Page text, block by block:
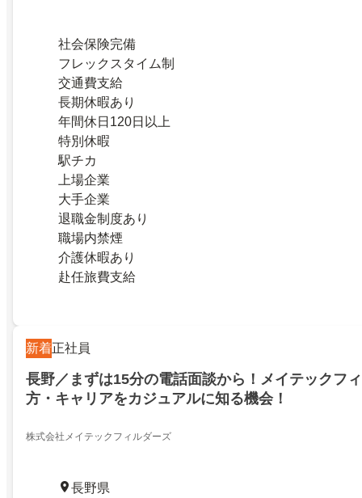
社会保険完備
フレックスタイム制
交通費支給
長期休暇あり
年間休日120日以上
特別休暇
駅チカ
上場企業
大手企業
退職金制度あり
職場内禁煙
介護休暇あり
赴任旅費支給
新着正社員
長野／まずは15分の電話面談から！メイテックフ
方・キャリアをカジュアルに知る機会！
株式会社メイテックフィルダーズ
長野県